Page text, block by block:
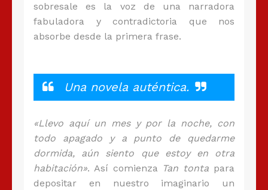
sobresale es la voz de una narradora
fabuladora y contradictoria que nos
absorbe desde la primera frase.
Una novela auténtica.
«Llevo aquí un mes y por la noche, con
todo apagado y a punto de quedarme
dormida, aún siento que estoy en otra
habitación». Así comienza Tan tonta para
depositar en nuestro imaginario un